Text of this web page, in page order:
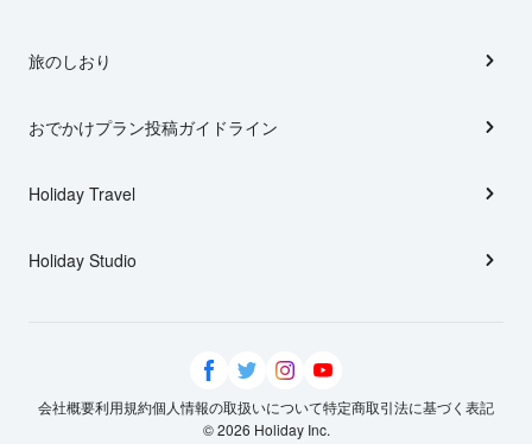
旅のしおり
おでかけプラン投稿ガイドライン
Holiday Travel
Holiday Studio
会社概要利用規約個人情報の取扱いについて特定商取引法に基づく表記
© 2026 Holiday Inc.